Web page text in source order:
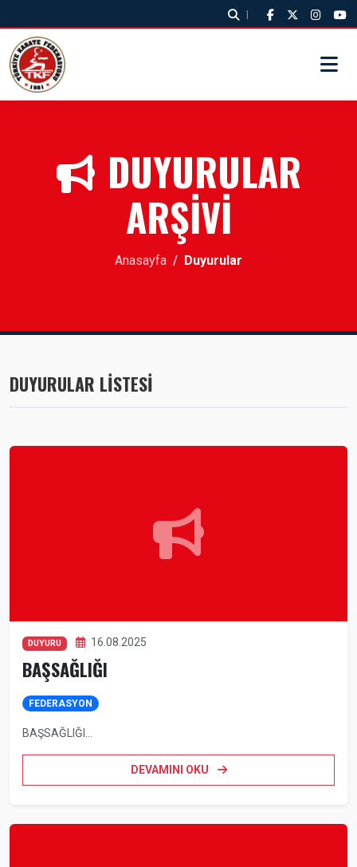
|
DUYURULAR
ARŞİVİ
Anasayfa Duyurular
DUYURULAR LİSTESİ
DUYURU 16.08.2025
BAŞSAĞLIĞI
FEDERASYON
BAŞSAĞLIĞI...
DEVAMINI OKU